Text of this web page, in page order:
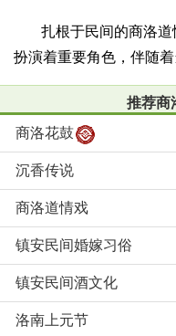
扎根于民间的商洛
扮演着重要角色，伴随
推荐商
商洛花鼓
沉香传说
商洛道情戏
镇安民间婚嫁习俗
镇安民间酒文化
洛南上元节